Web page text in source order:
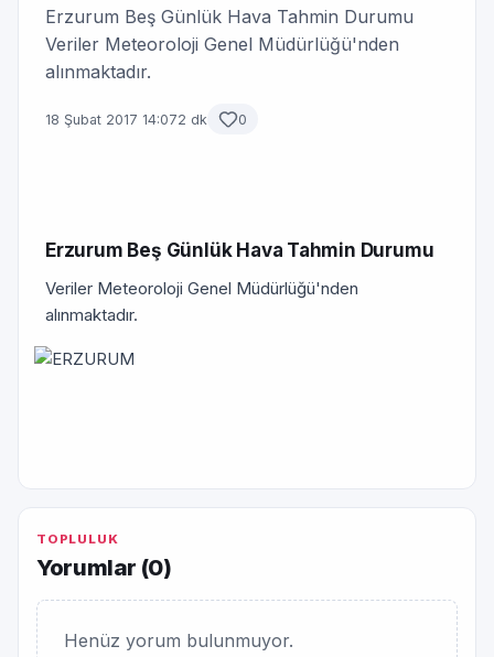
Erzurum Beş Günlük Hava Tahmin Durumu
Veriler Meteoroloji Genel Müdürlüğü'nden
alınmaktadır.
18 Şubat 2017 14:072 dk 0
Erzurum Beş Günlük Hava Tahmin Durumu
Veriler Meteoroloji Genel Müdürlüğü'nden
alınmaktadır.
TOPLULUK
Yorumlar (0)
Henüz yorum bulunmuyor.